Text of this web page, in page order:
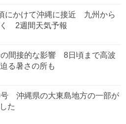
にかけて沖縄に接近 九州から
2週間天気予報
間接的な影響 8日頃まで高波
る暑さの所も
号 沖縄県の大東島地方の一部が
た